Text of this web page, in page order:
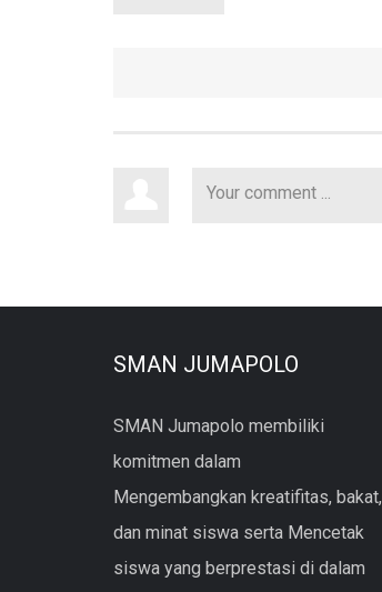
SMAN JUMAPOLO
SMAN Jumapolo membiliki
komitmen dalam
Mengembangkan kreatifitas, bakat,
dan minat siswa serta Mencetak
siswa yang berprestasi di dalam